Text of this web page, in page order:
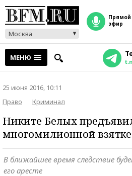
Москва
прямой
эфир
МЕНЮ
25 июня 2016, 10:11
Право
Криминал
Никите Белых
многомилионной взятке
В ближайшее время следствие
его аресте